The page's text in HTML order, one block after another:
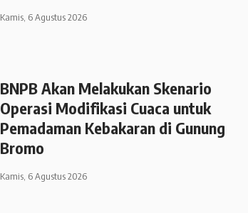
Kamis, 6 Agustus 2026
BNPB Akan Melakukan Skenario
Operasi Modifikasi Cuaca untuk
Pemadaman Kebakaran di Gunung
Bromo
Kamis, 6 Agustus 2026